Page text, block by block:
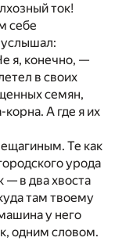
ток!
себе
услышал:
я, конечно, —
в своих
семян,
А где я их
Те как
урода
в два хвоста
там твоему
у него
одним словом.